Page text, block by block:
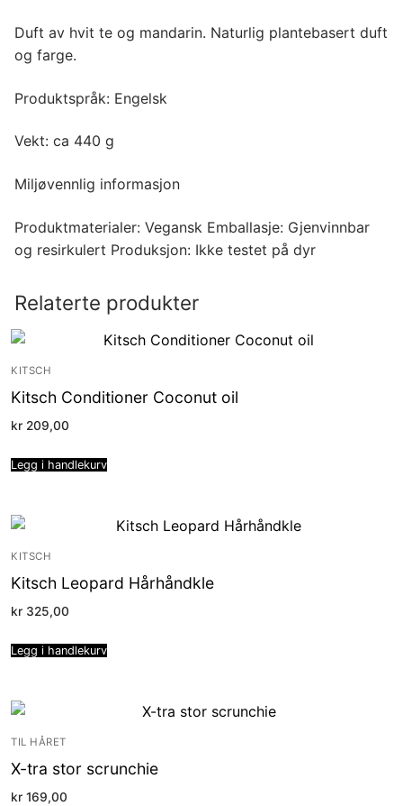
Duft av hvit te og mandarin. Naturlig plantebasert duft
og farge.
Produktspråk: Engelsk
Vekt: ca 440 g
Miljøvennlig informasjon
Produktmaterialer: Vegansk Emballasje: Gjenvinnbar
og resirkulert Produksjon: Ikke testet på dyr
Relaterte produkter
KITSCH
Kitsch Conditioner Coconut oil
kr 209,00
Legg i handlekurv
KITSCH
Kitsch Leopard Hårhåndkle
kr 325,00
Legg i handlekurv
TIL HÅRET
X-tra stor scrunchie
kr 169,00